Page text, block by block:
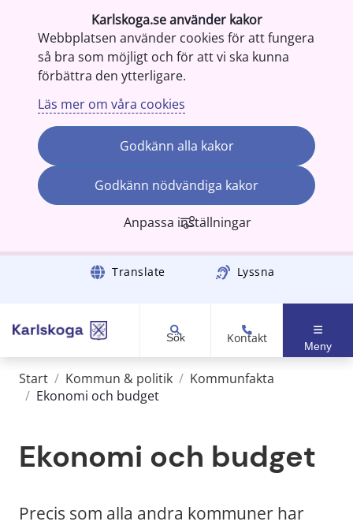
Karlskoga.se använder kakor
Webbplatsen använder cookies för att fungera
så bra som möjligt och för att vi ska kunna
förbättra den ytterligare.
Läs mer om våra cookies
Godkänn alla kakor
Godkänn nödvändiga kakor
Anpassa inställningar
Gå till innehåll Translate Lyssna
Sök Kontakt
Meny
Start / Kommun & politik / Kommunfakta
/ Ekonomi och budget
Ekonomi och budget
Precis som alla andra kommuner har